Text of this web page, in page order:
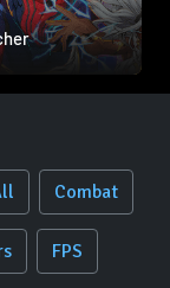
Combat
FPS